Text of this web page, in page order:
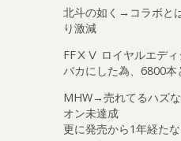
北斗の如く→コラボと
り激減
FFⅩⅤ ロイヤルエディ
バカにした為、6800本
MHW→売れてるハズ
オン未達成
更に発売から1年経た